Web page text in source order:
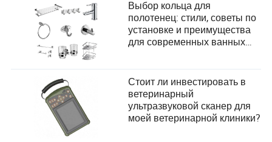
Выбор кольца для
полотенец: стили, советы по
установке и преимущества
для современных ванных
Стоит ли инвестировать в
ветеринарный
ультразвуковой сканер для
моей ветеринарной клиники?